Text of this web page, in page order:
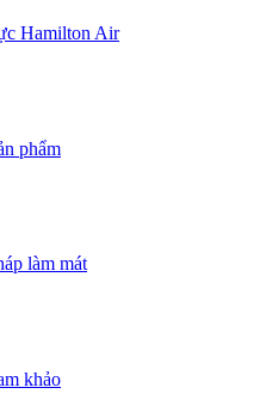
Hamilton Air
phẩm
làm mát
khảo